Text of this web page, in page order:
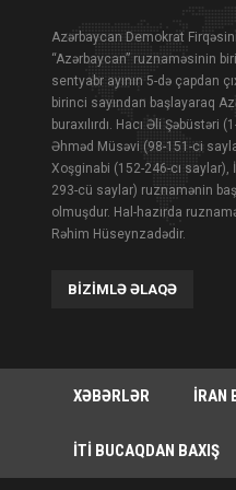
Azərbaycan Demokrat
“Azərbaycan” ruznaməsinin
sentyabr ayının 5-də çapdan
birinci sayından başlayaraq
buraxılırdı. Hacı Əli Şəbüstəri
Əhməd Müsəvi (98-151-ci
Xoşginabi (152-246-cı saylar),
293-cü saylar) ruznamənin
olmuşdur. Hal-hazırda
Rəhim Hüseynzadədir.
BIZIMLƏ ƏLAQƏ
XƏBƏRLƏR İRAN
İTI BUCAQDAN BAXIŞ